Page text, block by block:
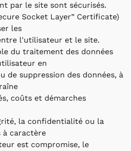
par le site sont sécurisés.
Socket Layer” Certificate)
les
l'utilisateur et le site.
du traitement des données
en
de suppression des données, à
coûts et démarches
la confidentialité ou la
à caractère
est compromise, le